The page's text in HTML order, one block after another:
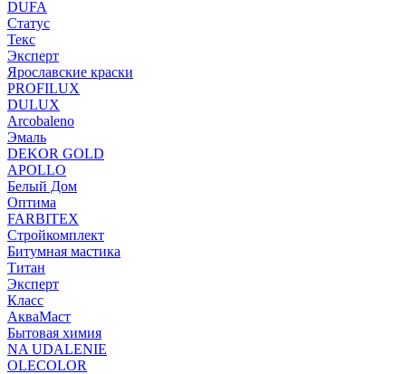
DUFA
Статус
Текс
Эксперт
Ярославские краски
PROFILUX
DULUX
Arcobaleno
Эмаль
DEKOR GOLD
APOLLO
Белый Дом
Оптима
FARBITEX
Стройкомплект
Битумная мастика
Титан
Эксперт
Класс
АкваМаст
Бытовая химия
NA UDALENIE
OLECOLOR